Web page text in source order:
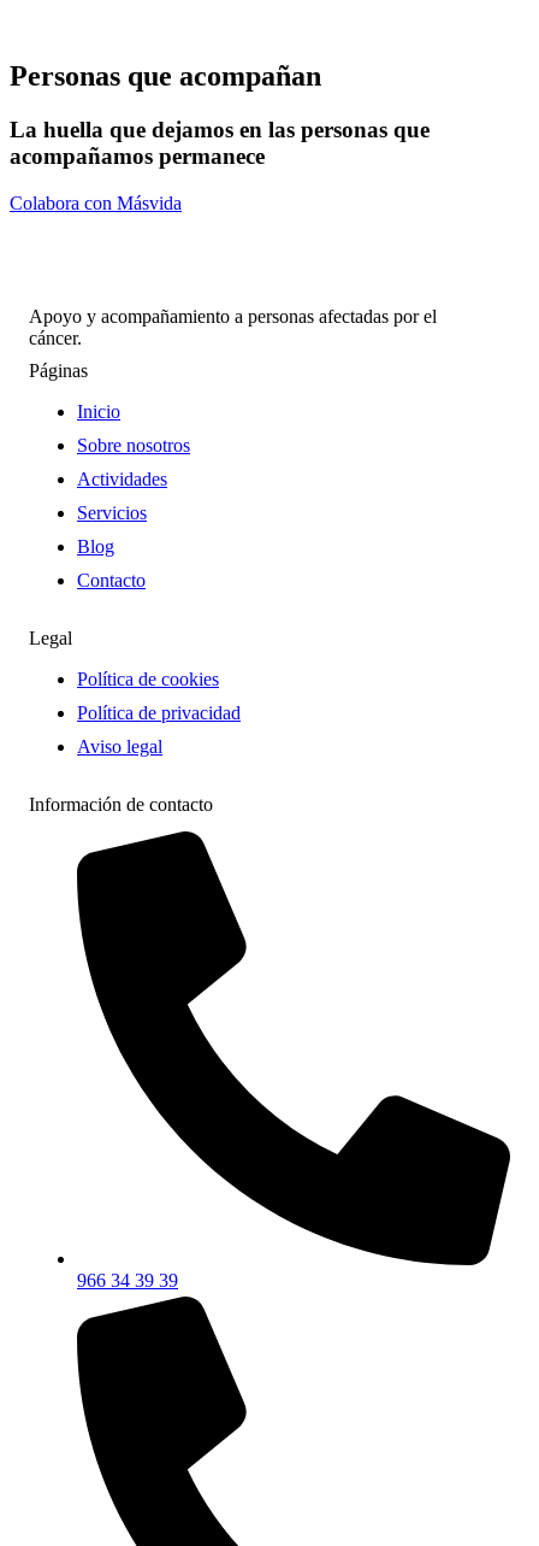
Personas que acompañan
La huella que dejamos en las personas que
acompañamos permanece
Colabora con Másvida
Apoyo y acompañamiento a personas afectadas por el
cáncer.
Páginas
Inicio
Sobre nosotros
Actividades
Servicios
Blog
Contacto
Legal
Política de cookies
Política de privacidad
Aviso legal
Información de contacto
966 34 39 39